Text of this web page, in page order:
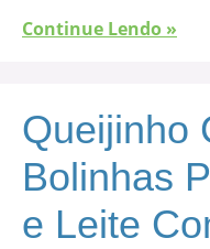
Continue Lendo »
Queijinho
Bolinhas
e Leite